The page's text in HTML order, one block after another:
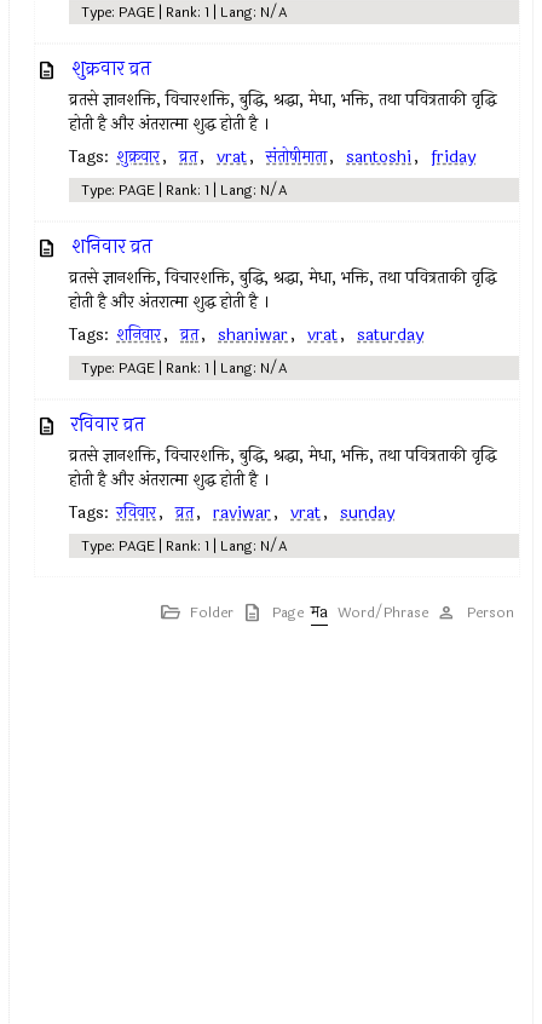
Type: PAGE | Rank: 1 | Lang: N/A
शुक्रवार व्रत
व्रतसे ज्ञानशक्ति, विचारशक्ति, बुद्धि, श्रद्धा, मेधा, भक्ति, तथा पवित्रताकी वृद्धि
होती है और अंतरात्मा शुद्ध होती है ।
Tags: शुक्रवार, व्रत, vrat, संतोषीमाता, santoshi, friday
Type: PAGE | Rank: 1 | Lang: N/A
शनिवार व्रत
व्रतसे ज्ञानशक्ति, विचारशक्ति, बुद्धि, श्रद्धा, मेधा, भक्ति, तथा पवित्रताकी वृद्धि
होती है और अंतरात्मा शुद्ध होती है ।
Tags: शनिवार, व्रत, shaniwar, vrat, saturday
Type: PAGE | Rank: 1 | Lang: N/A
रविवार व्रत
व्रतसे ज्ञानशक्ति, विचारशक्ति, बुद्धि, श्रद्धा, मेधा, भक्ति, तथा पवित्रताकी वृद्धि
होती है और अंतरात्मा शुद्ध होती है ।
Tags: रविवार, व्रत, raviwar, vrat, sunday
Type: PAGE | Rank: 1 | Lang: N/A
Folder Page Word/Phrase Person